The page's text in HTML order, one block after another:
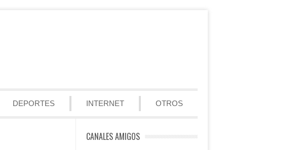
DEPORTES INTERNET OTROS
CANALES AMIGOS